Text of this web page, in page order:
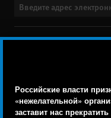
Российские власти
«нежелательной»
заставит нас
Свяжитесь с
menu
Заявление о политике
Text Version